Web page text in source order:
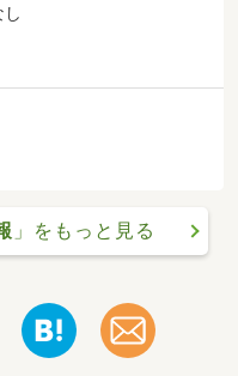
」をもっと見る